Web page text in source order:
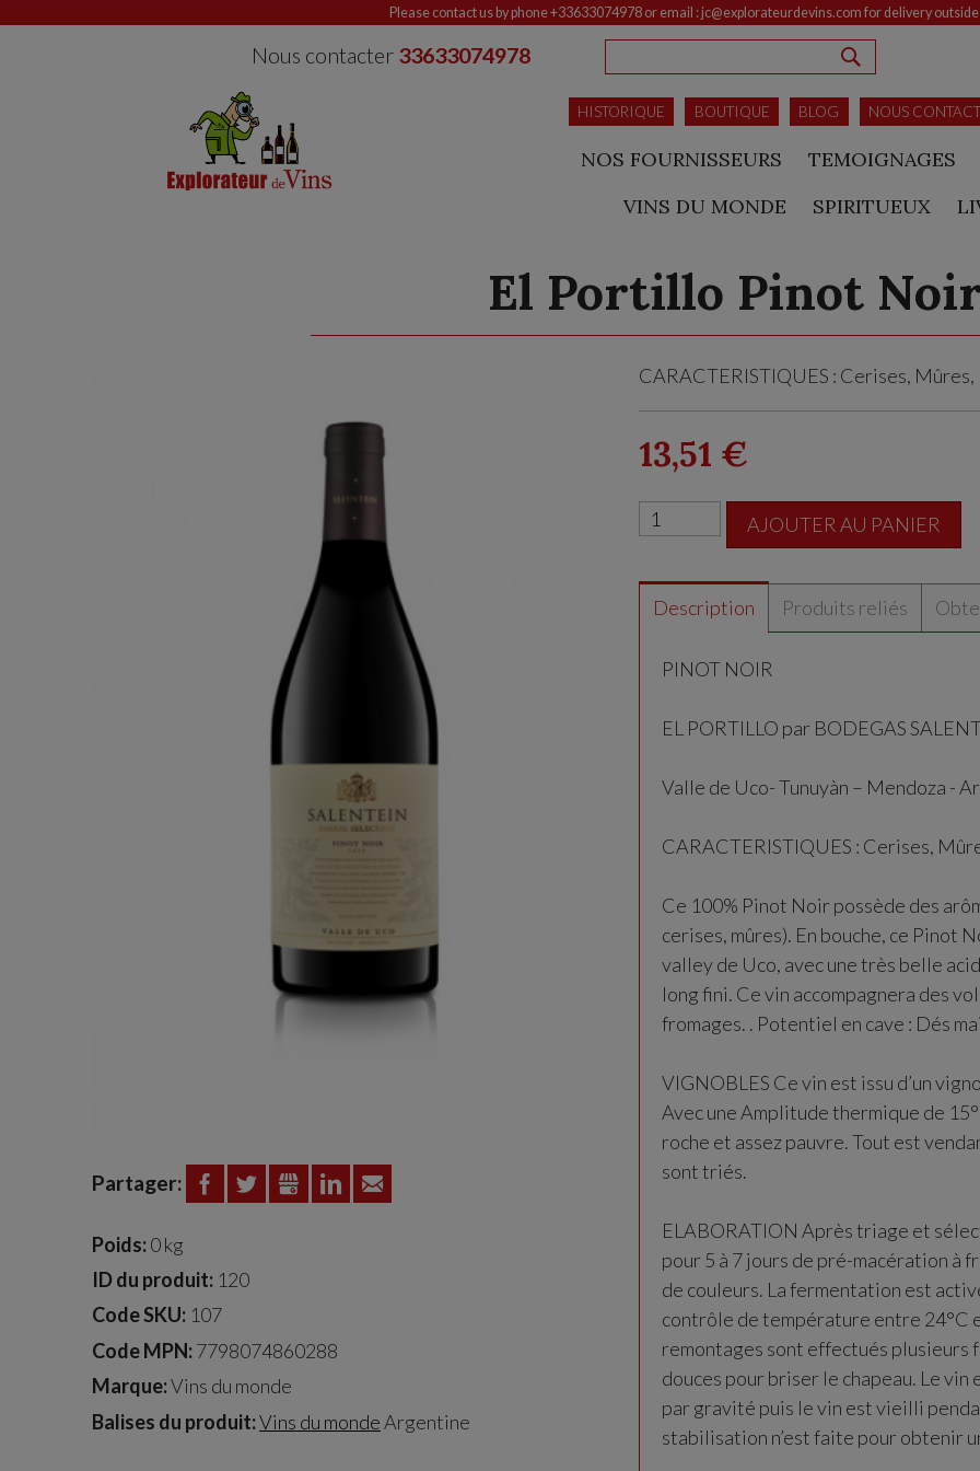
Please contact us by phone +33633074978 or email : jc@explorateurdevins.com for delivery
HISTORIQUE BOUTIQUE BLOG NOUS
NOS FOURNISSEURS
TEMOIGNAGES
VINS DU MONDE
SPIRITUEUX
Nous contacter 33633074978 RECHERCHE
El Portillo Pinot
Partager: FACEBOOKTWITTERGOOGLE+LINKEDIN
Poids:0 kg
ID du produit: 120
Code SKU: 107
Code MPN:7798074860288
Marque:Vins du monde
Balises du produit:Vins du mondeArgentine
CARACTERISTIQUES : Cerises, Mûres,
13,51 €
AJOUTER AU PANIER
Description Produits reliés
PINOT NOIR
EL PORTILLO par BODEGAS
Valle de Uco- Tunuyàn – Mendoza -
CARACTERISTIQUES : Cerises,
Ce 100% Pinot Noir possède des
cerises, mûres). En bouche, ce Pinot
valley de Uco, avec une très belle
long fini. Ce vin accompagnera des
fromages. . Potentiel en cave : Dés
VIGNOBLES Ce vin est issu d’un
Avec une Amplitude thermique de
roche et assez pauvre. Tout est
sont triés.
ELABORATION Après triage et
pour 5 à 7 jours de pré-macération à
de couleurs. La fermentation est
contrôle de température entre 24°C
remontages sont effectués plusieurs
douces pour briser le chapeau. Le
par gravité puis le vin est vieilli
stabilisation n’est faite pour obtenir